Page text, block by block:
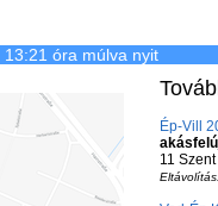
13:21 óra múlva nyit
Ép-Vill
11